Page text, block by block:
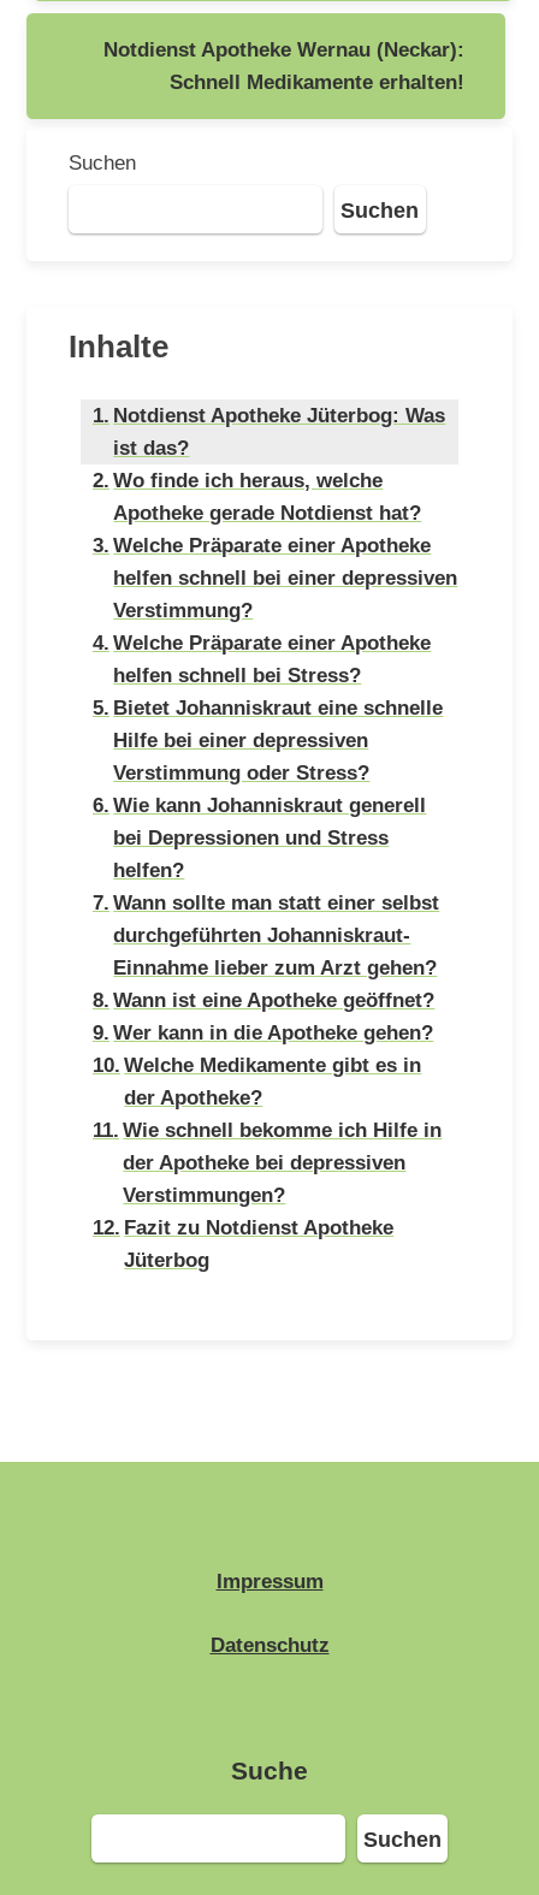
Notdienst Apotheke Wernau (Neckar):
Schnell Medikamente erhalten!
Suchen
Suchen
Inhalte
Notdienst Apotheke Jüterbog: Was
ist das?
Wo finde ich heraus, welche
Apotheke gerade Notdienst hat?
Welche Präparate einer Apotheke
helfen schnell bei einer depressiven
Verstimmung?
Welche Präparate einer Apotheke
helfen schnell bei Stress?
Bietet Johanniskraut eine schnelle
Hilfe bei einer depressiven
Verstimmung oder Stress?
Wie kann Johanniskraut generell
bei Depressionen und Stress
helfen?
Wann sollte man statt einer selbst
durchgeführten Johanniskraut-
Einnahme lieber zum Arzt gehen?
Wann ist eine Apotheke geöffnet?
Wer kann in die Apotheke gehen?
Welche Medikamente gibt es in
der Apotheke?
Wie schnell bekomme ich Hilfe in
der Apotheke bei depressiven
Verstimmungen?
Fazit zu Notdienst Apotheke
Jüterbog
Impressum
Datenschutz
Suche
Suchen
Suchen